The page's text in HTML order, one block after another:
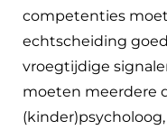
competenties
echtscheiding
vroegtijdige
moeten meerdere